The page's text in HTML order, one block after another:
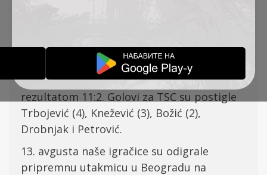
Sledećeg dana su devojke odigrale i drugi
meč protiv ekipe iz Montenegra, i slavili
rezultatom 11:2. Golovi za TSC su postigle
Trbojević (4), Knežević (3), Božić (2),
Drobnjak i Petrović.
13. avgusta naše igračice su odigrale
pripremnu utakmicu u Beogradu na